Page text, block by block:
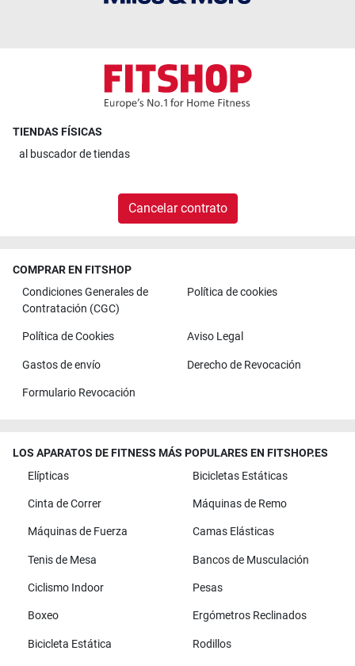
TIENDAS FÍSICAS
al buscador de tiendas
Cancelar contrato
COMPRAR EN FITSHOP
Condiciones Generales de
Contratación (CGC)
Política de cookies
Política de Cookies Aviso Legal
Gastos de envío Derecho de Revocación
Formulario Revocación
LOS APARATOS DE FITNESS MÁS POPULARES EN FITSHOP.ES
Elípticas
Bicicletas Estáticas
Cinta de Correr Máquinas de Remo
Máquinas de Fuerza Camas Elásticas
Tenis de Mesa Bancos de Musculación
Ciclismo Indoor Pesas
Boxeo Ergómetros Reclinados
Bicicleta Estática Rodillos